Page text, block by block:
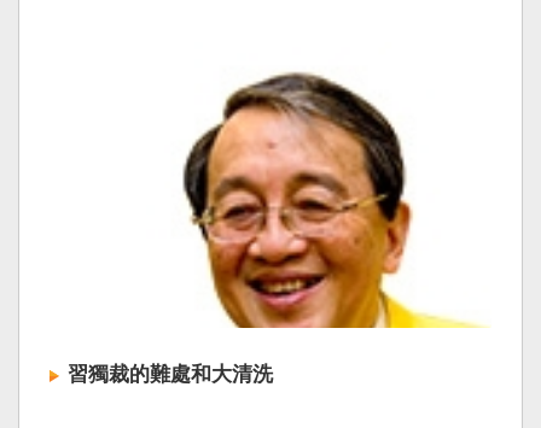
統賴清德昨日於凱達格蘭論壇致詞表示，中國的
「民促法」不僅侵害台灣主權，更透過跨國鎮
壓，對世界各國人民進行政治審查、製造寒蟬效
應，是國際社會應該團結反制的惡法；台灣不會
接受統戰滲透和紅色恐怖、不會坐視中國將壓迫
黑手伸進台灣，或任何自由國家與地區。 不會坐
視北京黑手伸進台灣 賴清德指出，中國上個月不
顧國際反對，實施「民族團結進步促進法」，
「對中政策跨國議會聯盟」（IPAC）隨即發表聲
明，譴責嚴重違反基本人權。他感謝IPAC日本共
同主席中谷元、IPAC執行主任裴倫德昨以行動再
次彰顯這份聲明的立場，很榮幸代表台灣人民接
受IPAC的聲明，台灣會給予堅定的支持，共同捍
習獨裁的難處和大清洗